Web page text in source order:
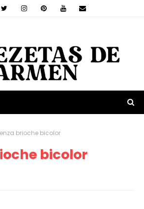
brioche bicolor
bicolor